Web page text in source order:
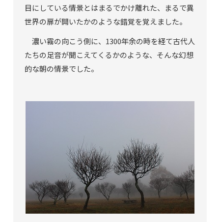
目にしている情景とはまるでかけ離れた、まるで異
世界の扉が開いたかのような錯覚を覚えました。
濃い霧の向こう側に、1300年余の時を経て古代人
たちの足音が聞こえてくるかのような、そんな幻想
的な朝の情景でした。